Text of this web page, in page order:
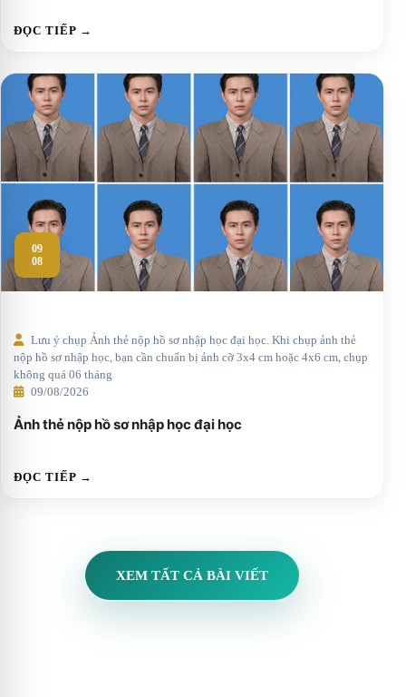
ĐỌC TIẾP →
09
08
Lưu ý chụp Ảnh thẻ nộp hồ sơ nhập học đại học. Khi chụp ảnh thẻ
nộp hồ sơ nhập học, bạn cần chuẩn bị ảnh cỡ 3x4 cm hoặc 4x6 cm, chụp
không quá 06 tháng
09/08/2026
Ảnh thẻ nộp hồ sơ nhập học đại học
ĐỌC TIẾP →
XEM TẤT CẢ BÀI VIẾT